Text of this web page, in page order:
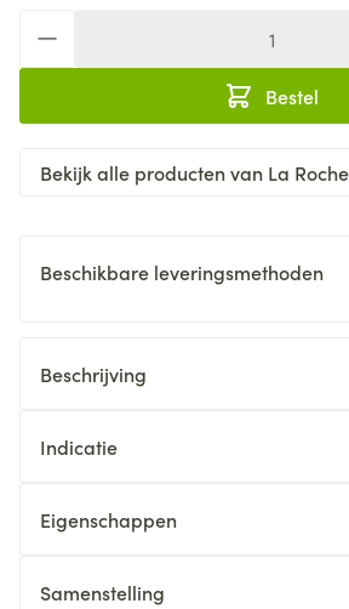
Bestel
Bekijk alle producten van La
Beschikbare leveringsmethoden
Beschrijving
Indicatie
Eigenschappen
Samenstelling